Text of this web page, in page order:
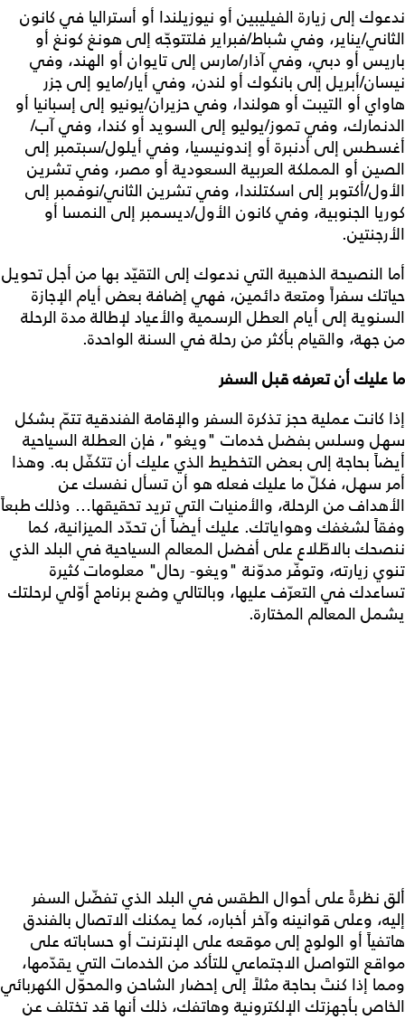
ندعوك إلى زيارة الفيليبين أو نيوزيلندا أو أستراليا في كانون
الثاني/يناير، وفي شباط/فبراير فلتتوجّه إلى هونغ كونغ أو
باريس أو دبي، وفي آذار/مارس إلى تايوان أو الهند، وفي
نيسان/أبريل إلى بانكوك أو لندن، وفي أيار/مايو إلى جزر
هاواي أو التيبت أو هولندا، وفي حزيران/يونيو إلى إسبانيا أو
الدنمارك، وفي تموز/يوليو إلى السويد أو كندا، وفي آب/
أغسطس إلى أدنبرة أو إندونيسيا، وفي أيلول/سبتمبر إلى
الصين أو المملكة العربية السعودية أو مصر، وفي تشرين
الأول/أكتوبر إلى اسكتلندا، وفي تشرين الثاني/نوفمبر إلى
كوريا الجنوبية، وفي كانون الأول/ديسمبر إلى النمسا أو
الأرجنتين.
أما النصيحة الذهبية التي ندعوك إلى التقيّد بها من أجل تحويل
حياتك سفراً ومتعة دائمين، فهي إضافة بعض أيام الإجازة
السنوية إلى أيام العطل الرسمية والأعياد لإطالة مدة الرحلة
من جهة، والقيام بأكثر من رحلة في السنة الواحدة.
ما عليك أن تعرفه قبل السفر
إذا كانت عملية حجز تذكرة السفر والإقامة الفندقية تتمّ بشكل
سهل وسلس بفضل خدمات "ويغو"، فإن العطلة السياحية
أيضاً بحاجة إلى بعض التخطيط الذي عليك أن تتكفّل به. وهذا
أمر سهل، فكلّ ما عليك فعله هو أن تسأل نفسك عن
الأهداف من الرحلة، والأمنيات التي تريد تحقيقها... وذلك طبعاً
وفقاً لشغفك وهواياتك. عليك أيضاً أن تحدّد الميزانية، كما
ننصحك بالاطّلاع على أفضل المعالم السياحية في البلد الذي
تنوي زيارته، وتوفّر مدوّنة "ويغو- رحال" معلومات كثيرة
تساعدك في التعرّف عليها، وبالتالي وضع برنامج أوّلي لرحلتك
يشمل المعالم المختارة.
ألق نظرةً على أحوال الطقس في البلد الذي تفضّل السفر
إليه، وعلى قوانينه وآخر أخباره، كما يمكنك الاتصال بالفندق
هاتفياً أو الولوج إلى موقعه على الإنترنت أو حساباته على
مواقع التواصل الاجتماعي للتأكد من الخدمات التي يقدّمها،
ومما إذا كنتَ بحاجة مثلاً إلى إحضار الشاحن والمحوّل الكهربائي
الخاص بأجهزتك الإلكترونية وهاتفك، ذلك أنها قد تختلف عن